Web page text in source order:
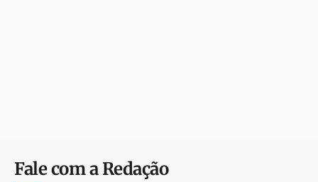
Fale com a Redação